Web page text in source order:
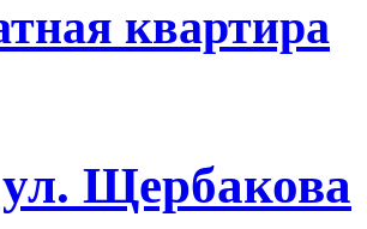
квартира
Щербакова